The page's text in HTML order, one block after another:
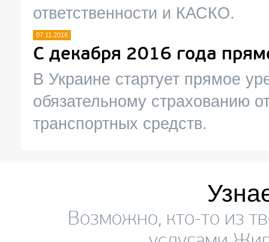
ответственности и КАСКО.
07.11.2016
С декабря 2016 года
В Украине стартует прямое
обязательному страхованию
транспортных средств.
Возможно, кто-то из